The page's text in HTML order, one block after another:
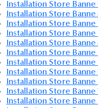
Installation Store Banne
Installation Store Banne
Installation Store Banne
Installation Store Banne
Installation Store Banne
Installation Store Banne
Installation Store Banne
Installation Store Banne
Installation Store Banne
Installation Store Banne
Installation Store Banne